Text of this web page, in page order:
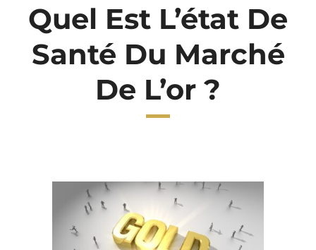
SUIVI KIT POSTAL
Quel Est L’état De
Santé Du Marché
De L’or ?